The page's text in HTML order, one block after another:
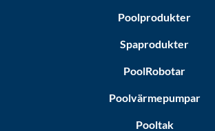
Poolprodukter
Spaprodukter
PoolRobotar
Poolvärmepumpar
Pooltak